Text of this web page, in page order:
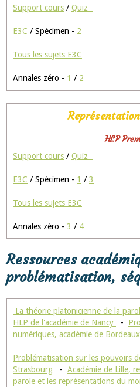
Support cours / Quiz
E3C / Spécimen - 2
Tous les sujets E3C
Annales zéro - 1 / 2
HLP
Support cours / Quiz
E3C / Spécimen - 1 / 3
Tous les sujets E3C
Annales zéro - 3 / 4
Ressources
problématisation,
La théorie platonicienne de la
HLP de l'académie de Nancy
-
numériques, académie de Bordeaux
Problématisation sur les pouvoirs
Strasbourg - Académie de Lille,
parole et les représentations du